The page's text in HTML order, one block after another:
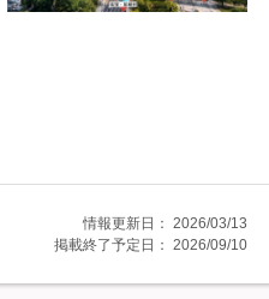
情報更新日： 2026/03/13
掲載終了予定日： 2026/09/10